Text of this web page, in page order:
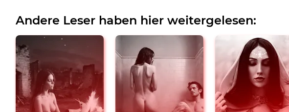
Andere Leser haben hier weitergelesen: